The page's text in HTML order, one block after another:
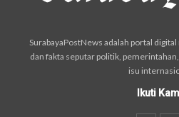
SurabayaPostNews adalah portal
dan fakta seputar politik,
isu
Ikuti